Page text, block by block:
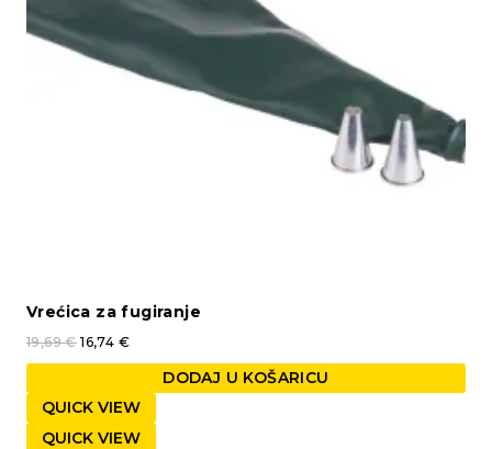
Vrećica za fugiranje
19,69€ 16,74 €
DODAJ U KOŠARICU
QUICK VIEW
QUICK VIEW